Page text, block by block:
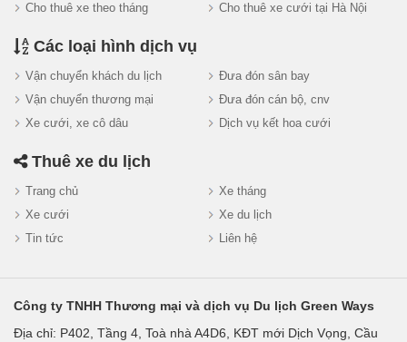
Cho thuê xe theo tháng
Cho thuê xe cưới tại Hà Nội
Các loại hình dịch vụ
Vận chuyển khách du lịch
Đưa đón sân bay
Vận chuyển thương mại
Đưa đón cán bộ, cnv
Xe cưới, xe cô dâu
Dịch vụ kết hoa cưới
Thuê xe du lịch
Trang chủ
Xe tháng
Xe cưới
Xe du lịch
Tin tức
Liên hệ
Công ty TNHH Thương mại và dịch vụ Du lịch Green Ways
Địa chỉ: P402, Tầng 4, Toà nhà A4D6, KĐT mới Dịch Vọng, Cầu